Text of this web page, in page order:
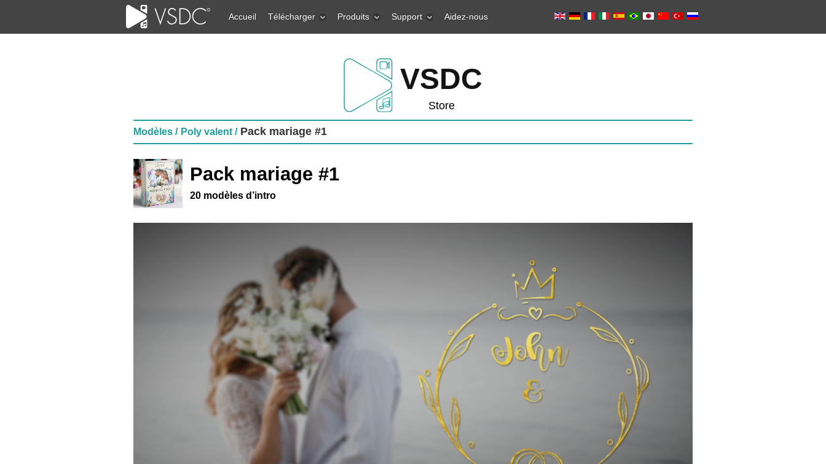
Accueil Télécharger Produits Support Aidez-nous
VSDC
Store
Modèles / Poly valent /Pack mariage #1
Pack mariage #1
20 modèles d’intro